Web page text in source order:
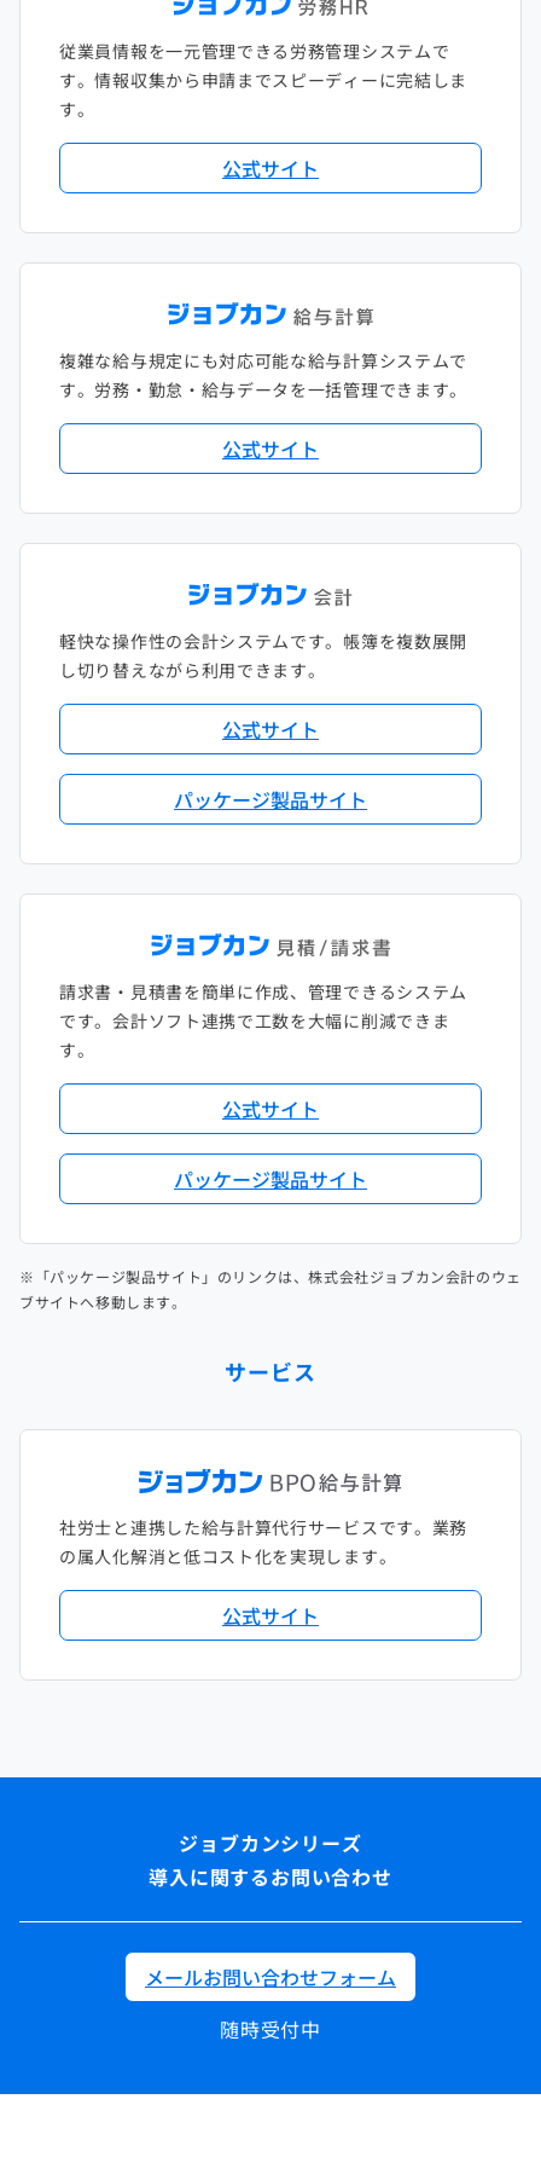
従業員情報を一元管理できる労務管理システムで
す。情報収集から申請までスピーディーに完結しま
す。
公式サイト
複雑な給与規定にも対応可能な給与計算システムで
す。労務・勤怠・給与データを一括管理できます。
公式サイト
軽快な操作性の会計システムです。帳簿を複数展開
し切り替えながら利用できます。
公式サイト
パッケージ製品サイト
請求書・見積書を簡単に作成、管理できるシステム
です。会計ソフト連携で工数を大幅に削減できま
す。
公式サイト
パッケージ製品サイト
※「パッケージ製品サイト」のリンクは、株式会社ジョブカン会計のウェ
ブサイトへ移動します。
サービス
社労士と連携した給与計算代行サービスです。業務
の属人化解消と低コスト化を実現します。
公式サイト
導入に関するお問い合わせ
メールお問い合わせフォーム
随時受付中